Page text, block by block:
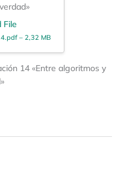
File
– 2,32 MB
14 «Entre algoritmos y